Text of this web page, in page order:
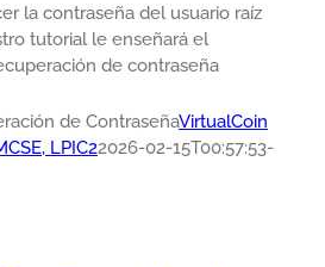
la contraseña del usuario raíz
tutorial le enseñará el
de contraseña
de ContraseñaVirtualCoin
LPIC22026-02-15T00:57:53-